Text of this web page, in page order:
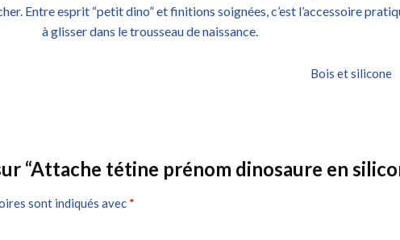
Entre esprit “petit dino” et finitions soignées, c’est l’accessoire
à glisser dans le trousseau de naissance.
Bois et silicone
“Attache tétine prénom dinosaure en
sont indiqués avec *